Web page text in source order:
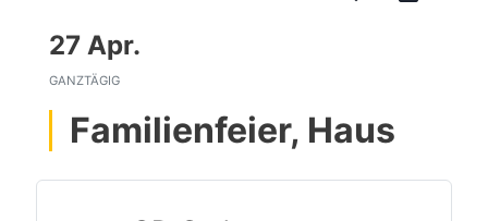
27 Apr.
GANZTÄGIG
Familienfeier, Haus